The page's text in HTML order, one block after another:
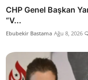
CHP Genel Başkan
“V...
Ebubekir Bastama Ağu 8, 2026